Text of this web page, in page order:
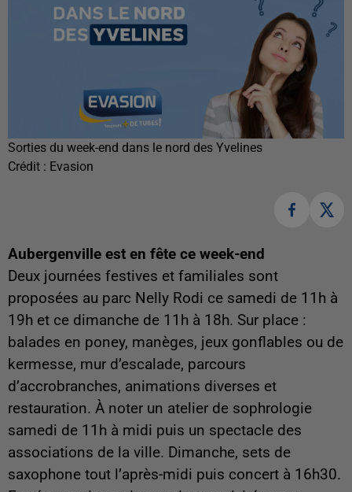
Sorties du week-end dans le nord des Yvelines
Crédit : Evasion
Aubergenville est en fête ce week-end
Deux journées festives et familiales sont
proposées au parc Nelly Rodi ce samedi de 11h à
19h et ce dimanche de 11h à 18h. Sur place :
balades en poney, manèges, jeux gonflables ou de
kermesse, mur d’escalade, parcours
d’accrobranches, animations diverses et
restauration. À noter un atelier de sophrologie
samedi de 11h à midi puis un spectacle des
associations de la ville. Dimanche, sets de
saxophone tout l’après-midi puis concert à 16h30.